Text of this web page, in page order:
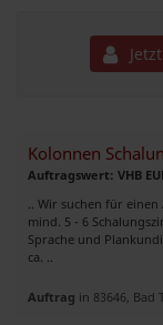
Kolonnen
Auftragswert: VHB
.. Wir suchen für
mind. 5 - 6
Sprache und
ca. ..
Auftrag in 83646, Bad